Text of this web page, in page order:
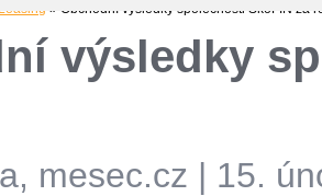
Leasing » Obchodní výsledky společnosti ŠkoFIN za
výsledky
mesec.cz | 15.